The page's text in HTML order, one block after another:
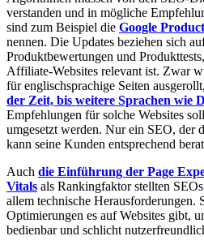
verstanden und in mögliche
sind zum Beispiel die Google
nennen. Die Updates beziehen sich
Produktbewertungen und
Affiliate-Websites relevant ist. Zwar
für englischsprachige Seiten
der Zeit, bis weitere Sprachen wie
Empfehlungen für solche Websites
umgesetzt werden. Nur ein SEO, der
kann seine Kunden entsprechend
Auch die Einführung der Page
Vitals als Rankingfaktor stellten
allem technische Herausforderungen.
Optimierungen es auf Websites gibt,
bedienbar und schlicht